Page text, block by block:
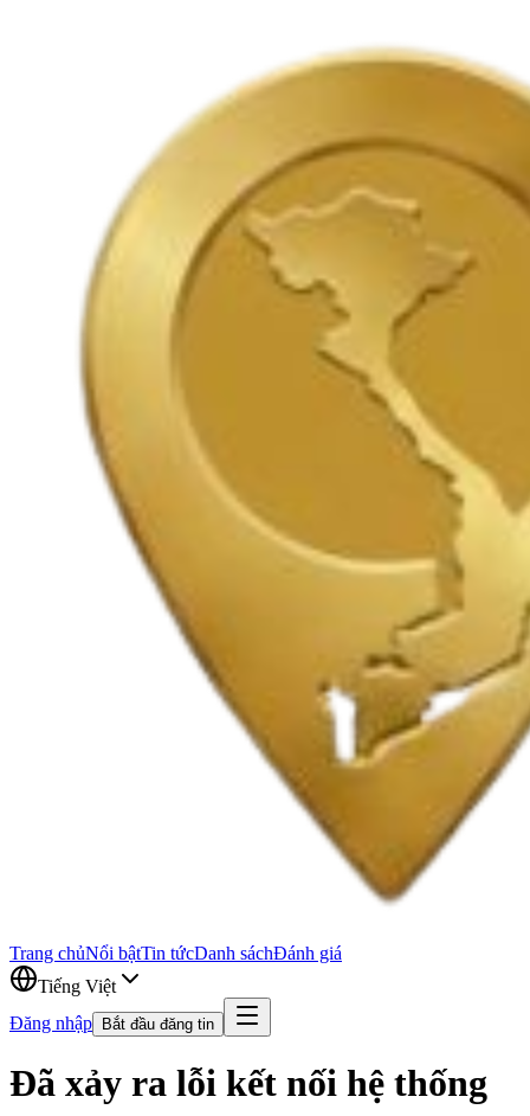
Trang chủNổi bậtTin tứcDanh sáchĐánh giá
Tiếng Việt
Đăng nhập
Bắt đầu đăng tin
Đã xảy ra lỗi kết nối hệ thống